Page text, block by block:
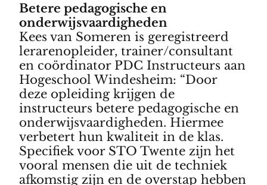
Betere pedagogische en
onderwijsvaardigheden
Kees van Someren is geregistreerd
lerarenopleider, trainer/consultant
en coördinator PDC Instructeurs aan
Hogeschool Windesheim: “Door
deze opleiding krijgen de
instructeurs betere pedagogische en
onderwijsvaardigheden. Hiermee
verbetert hun kwaliteit in de klas.
Specifiek voor STO Twente zijn het
vooral mensen die uit de techniek
afkomstig zijn en de overstap hebben